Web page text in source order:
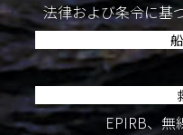
法律および条令に基
EPIRB、